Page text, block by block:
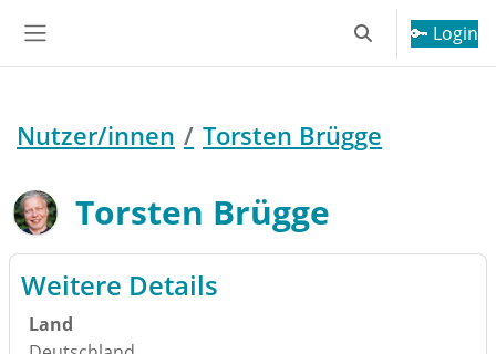
Sucheingabe
🔑 Login
Nutzer/innen Torsten Brügge
Torsten Brügge
Nutzerprofil
Hauptinhaltsblöcke
Weitere Details
Land